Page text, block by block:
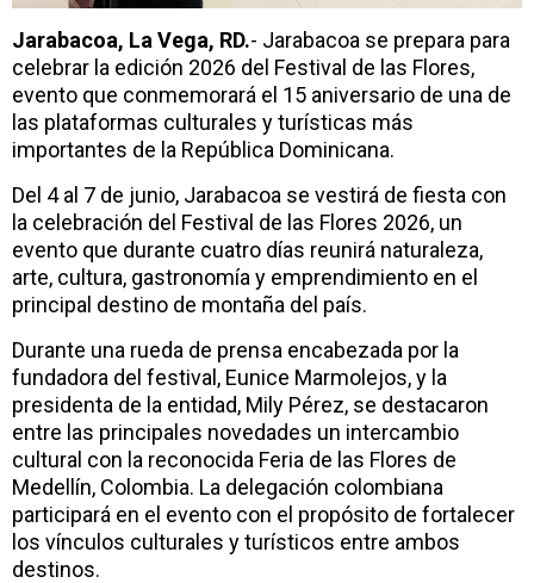
Jarabacoa, La Vega, RD.- Jarabacoa se prepara para
celebrar la edición 2026 del Festival de las Flores,
evento que conmemorará el 15 aniversario de una de
las plataformas culturales y turísticas más
importantes de la República Dominicana.
Del 4 al 7 de junio, Jarabacoa se vestirá de fiesta con
la celebración del Festival de las Flores 2026, un
evento que durante cuatro días reunirá naturaleza,
arte, cultura, gastronomía y emprendimiento en el
principal destino de montaña del país.
Durante una rueda de prensa encabezada por la
fundadora del festival, Eunice Marmolejos, y la
presidenta de la entidad, Mily Pérez, se destacaron
entre las principales novedades un intercambio
cultural con la reconocida Feria de las Flores de
Medellín, Colombia. La delegación colombiana
participará en el evento con el propósito de fortalecer
los vínculos culturales y turísticos entre ambos
destinos.